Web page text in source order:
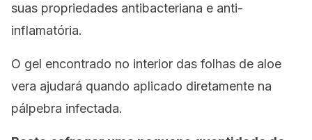
suas propriedades antibacteriana e anti-
inflamatória.
O gel encontrado no interior das folhas de aloe
vera ajudará quando aplicado diretamente na
pálpebra infectada.